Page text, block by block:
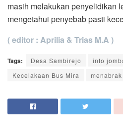
masih melakukan penyelidikan
mengetahui penyebab pasti
( editor : Aprilia & Trias M.A )
Tags: Desa Sambirejo info
Kecelakaan Bus Mira